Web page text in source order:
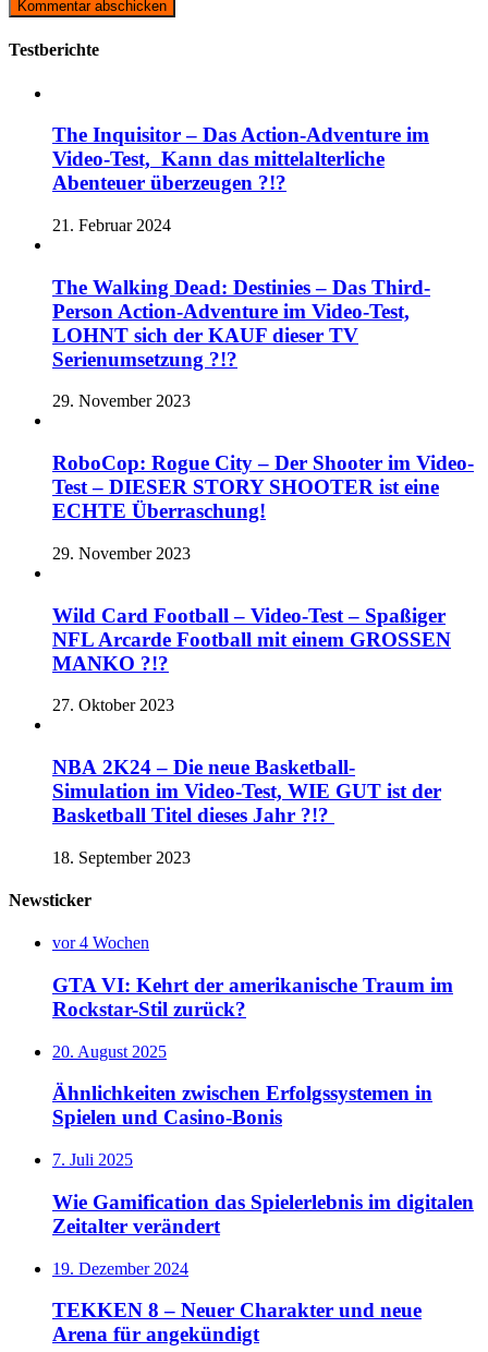
Testberichte
The Inquisitor – Das Action-Adventure im
Video-Test, Kann das mittelalterliche
Abenteuer überzeugen ?!?
21. Februar 2024
The Walking Dead: Destinies – Das Third-
Person Action-Adventure im Video-Test,
LOHNT sich der KAUF dieser TV
Serienumsetzung ?!?
29. November 2023
RoboCop: Rogue City – Der Shooter im Video-
Test – DIESER STORY SHOOTER ist eine
ECHTE Überraschung!
29. November 2023
Wild Card Football – Video-Test – Spaßiger
NFL Arcarde Football mit einem GROSSEN
MANKO ?!?
27. Oktober 2023
NBA 2K24 – Die neue Basketball-
Simulation im Video-Test, WIE GUT ist der
Basketball Titel dieses Jahr ?!?
18. September 2023
Newsticker
vor 4 Wochen
GTA VI: Kehrt der amerikanische Traum im
Rockstar-Stil zurück?
20. August 2025
Ähnlichkeiten zwischen Erfolgssystemen in
Spielen und Casino‑Bonis
7. Juli 2025
Wie Gamification das Spielerlebnis im digitalen
Zeitalter verändert
19. Dezember 2024
TEKKEN 8 – Neuer Charakter und neue
Arena für angekündigt